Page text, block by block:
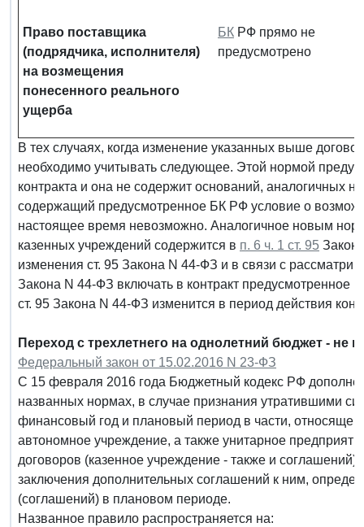
Право поставщика
(подрядчика, исполнителя)
на возмещения
понесенного реального
ущерба
БК РФ прямо не
предусмотрено
В тех случаях, когда изменение указанных выше
необходимо учитывать следующее. Этой нормой
контракта и она не содержит оснований, аналогичных
содержащий предусмотренное БК РФ условие о
настоящее время невозможно. Аналогичное новым
казенных учреждений содержится в п. 6 ч. 1 ст. 95
изменения ст. 95 Закона N 44-ФЗ и в связи с
Закона N 44-ФЗ включать в контракт предусмотренное
ст. 95 Закона N 44-ФЗ изменится в период действия
Переход с трехлетнего на однолетний бюджет - не
Федеральный закон от 15.02.2016 N 23-ФЗ
С 15 февраля 2016 года Бюджетный кодекс РФ
названных нормах, в случае признания утратившими
финансовый год и плановый период в части,
автономное учреждение, а также унитарное
договоров (казенное учреждение - также и
заключения дополнительных соглашений к ним,
(соглашений) в плановом периоде.
Названное правило распространяется на: